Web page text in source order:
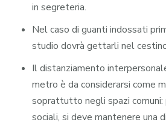
in segreteria.
Nel caso di guanti indossati
studio dovrà gettarli nel
Il distanziamento
metro è da considerarsi come
soprattutto negli spazi
sociali, si deve mantenere una